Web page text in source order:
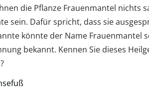
die Pflanze Frauenmantel nichts
sein. Dafür spricht, dass sie
könnte der Name Frauenmantel
bekannt. Kennen Sie dieses